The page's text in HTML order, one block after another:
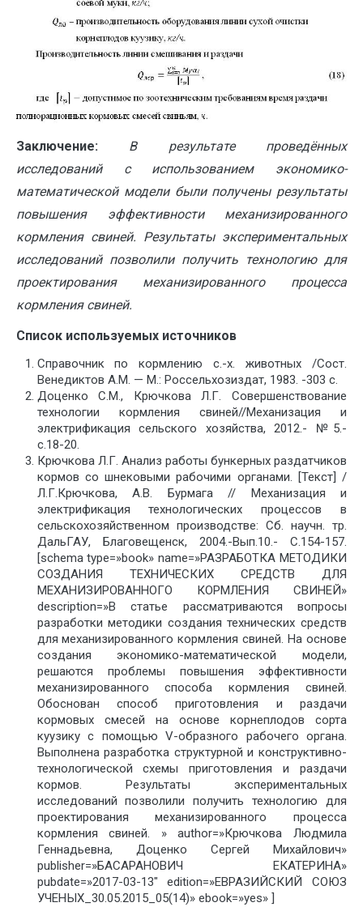
Заключение:
В результате проведённых
исследований с использованием экономико-
математической модели были получены результаты
повышения эффективности механизированного
кормления свиней. Результаты экспериментальных
исследований позволили получить технологию для
проектирования механизированного процесса
кормления свиней.
Список используемых источников
Справочник по кормлению с.-х. животных /Сост.
Венедиктов А.М. — М.: Россельхозиздат, 1983. -303 с.
Доценко С.М., Крючкова Л.Г. Совершенствование
технологии кормления свиней//Механизация и
электрификация сельского хозяйства, 2012.- №5.-
с.18-20.
Крючкова Л.Г. Анализ работы бункерных раздатчиков
кормов со шнековыми рабочими органами. [Текст] /
Л.Г.Крючкова, А.В. Бурмага // Механизация и
электрификация технологических процессов в
сельскохозяйственном производстве: Сб. научн. тр.
ДальГАУ, Благовещенск, 2004.-Вып.10.- С.154-157.
[schema type=»book» name=»РАЗРАБОТКА МЕТОДИКИ
СОЗДАНИЯ ТЕХНИЧЕСКИХ СРЕДСТВ ДЛЯ
МЕХАНИЗИРОВАННОГО КОРМЛЕНИЯ СВИНЕЙ»
description=»В статье рассматриваются вопросы
разработки методики создания технических средств
для механизированного кормления свиней. На основе
создания экономико-математической модели,
решаются проблемы повышения эффективности
механизированного способа кормления свиней.
Обоснован способ приготовления и раздачи
кормовых смесей на основе корнеплодов сорта
куузику с помощью V-образного рабочего органа.
Выполнена разработка структурной и конструктивно-
технологической схемы приготовления и раздачи
кормов. Результаты экспериментальных
исследований позволили получить технологию для
проектирования механизированного процесса
кормления свиней. » author=»Крючкова Людмила
Геннадьевна, Доценко Сергей Михайлович»
publisher=»БАСАРАНОВИЧ ЕКАТЕРИНА»
pubdate=»2017-03-13″ edition=»ЕВРАЗИЙСКИЙ СОЮЗ
УЧЕНЫХ_30.05.2015_05(14)» ebook=»yes» ]